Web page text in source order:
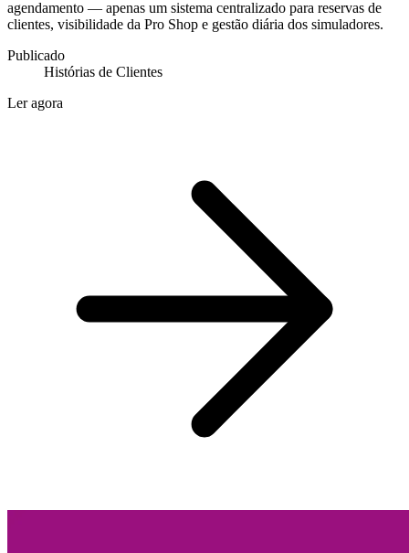
agendamento — apenas um sistema centralizado para reservas de
clientes, visibilidade da Pro Shop e gestão diária dos simuladores.
Publicado
Histórias de Clientes
Ler agora